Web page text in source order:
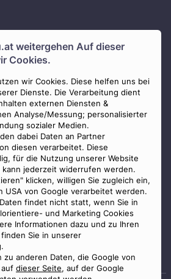
weitergehen Auf dieser
Cookies.
wir Cookies. Diese helfen uns bei
Dienste. Die Verarbeitung dient
externen Diensten &
Analyse/Messung; personalisierter
sozialer Medien.
dabei Daten an Partner
diesen verarbeitet. Diese
für die Nutzung unserer Website
jederzeit widerrufen werden.
klicken, willigen Sie zugleich ein,
USA von Google verarbeitet werden.
findet nicht statt, wenn Sie in
und Marketing Cookies
Informationen dazu und zu Ihren
Sie in unserer
zu anderen Daten, die Google von
dieser Seite, auf der Google
Staatlich geprüfter